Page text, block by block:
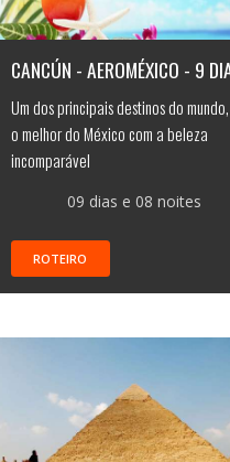
CANCÚN - AEROMÉXICO - 9
Um dos principais destinos do
o melhor do México com a beleza
incomparável
09 dias e 08 noites
ROTEIRO